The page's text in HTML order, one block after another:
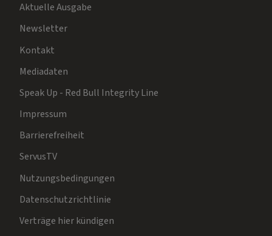
Aktuelle Ausgabe
Newsletter
Kontakt
Mediadaten
Speak Up - Red Bull Integrity Line
Impressum
Barrierefreiheit
ServusTV
Nutzungsbedingungen
Datenschutzrichtlinie
Verträge hier kündigen